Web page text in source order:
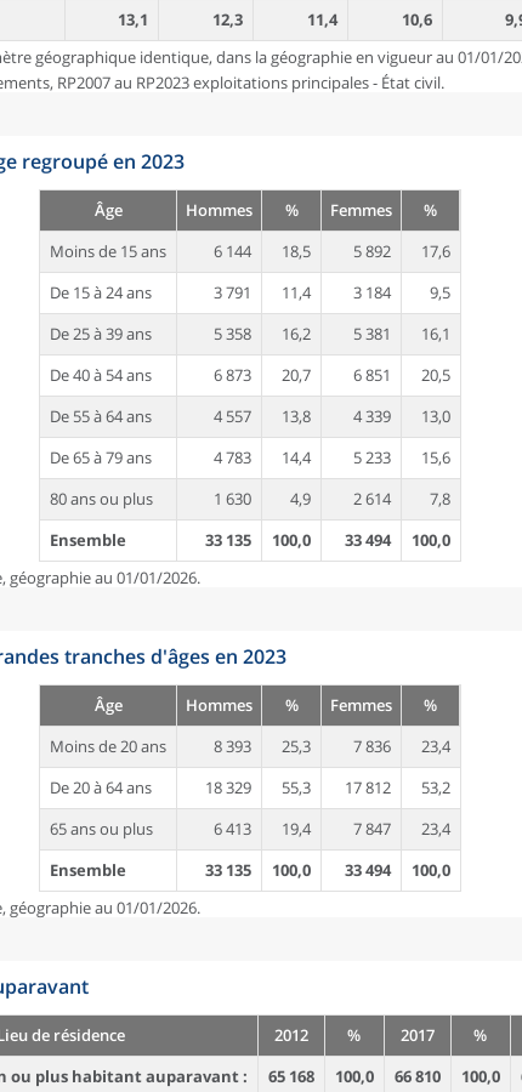
13,1 12,3 11,4 10,6
géographique identique, dans la géographie en vigueur au 01/01/
RP2007 au RP2023 exploitations principales - État civil.
regroupé en 2023
Âge Hommes % Femmes
%
Moins de 15 ans
6 144 18,5 5 892
17,6
De 15 à 24 ans
3 791 11,4 3 184
9,5
De 25 à 39 ans
5 358 16,2 5 381
16,1
De 40 à 54 ans
6 873 20,7 6 851
20,5
De 55 à 64 ans
4 557 13,8 4 339
13,0
De 65 à 79 ans
4 783 14,4 5 233
15,6
80 ans ou plus
1 630 4,9 2 614
7,8
Ensemble
33 135 100,0 33 494
100,0
géographie au 01/01/2026.
tranches d'âges en 2023
Âge Hommes % Femmes
%
Moins de 20 ans
8 393 25,3 7 836
23,4
De 20 à 64 ans
18 329 55,3 17 812
53,2
65 ans ou plus
6 413 19,4 7 847
23,4
Ensemble
33 135 100,0 33 494
100,0
géographie au 01/01/2026.
de résidence 2012 % 2017
%
ou plus habitant auparavant :
65 168 100,0 66 810 100,0